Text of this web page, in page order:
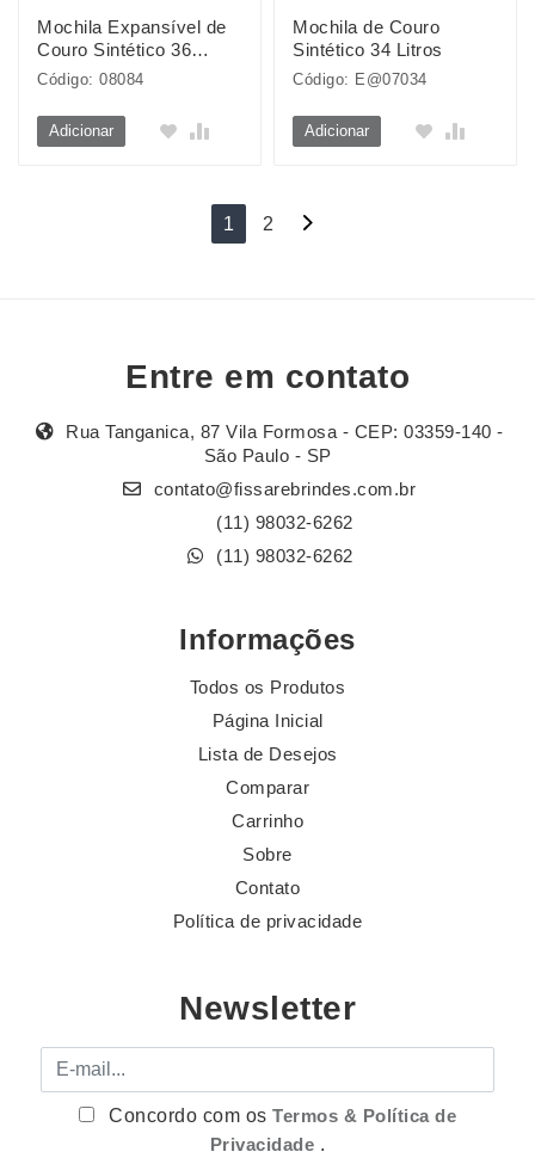
Mochila Expansível de
Couro Sintético 36
Litros
Código: 08084
Adicionar
Mochila de Couro
Sintético 34 Litros
Código: E@07034
Adicionar
Navegação
1 2
Entre em contato
Rua Tanganica, 87 Vila Formosa - CEP: 03359-140 -
São Paulo - SP
contato@fissarebrindes.com.br
(11) 98032-6262
(11) 98032-6262
Informações
Todos os Produtos
Página Inicial
Lista de Desejos
Comparar
Carrinho
Sobre
Contato
Política de privacidade
Newsletter
E-mail
Concordo com osTermos & Política de
Privacidade .